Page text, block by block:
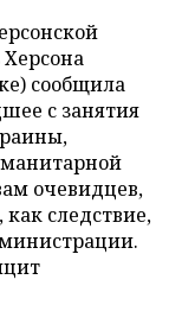
Херсона
сообщила
с занятия
очевидцев,
следствие,